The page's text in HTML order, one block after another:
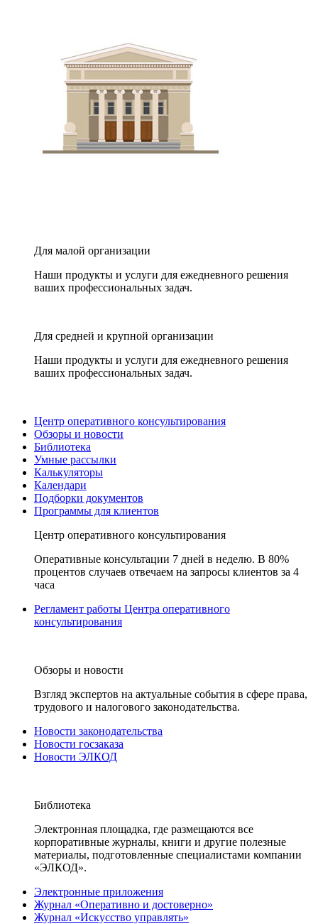
Для малой организации
Наши продукты и услуги для ежедневного решения
ваших профессиональных задач.
Для средней и крупной организации
Наши продукты и услуги для ежедневного решения
ваших профессиональных задач.
Центр оперативного консультирования
Обзоры и новости
Библиотека
Умные рассылки
Калькуляторы
Календари
Подборки документов
Программы для клиентов
Центр оперативного консультирования
Оперативные консультации 7 дней в неделю. В 80%
процентов случаев отвечаем на запросы клиентов за 4
часа
Регламент работы Центра оперативного
консультирования
Обзоры и новости
Взгляд экспертов на актуальные события в сфере права,
трудового и налогового законодательства.
Новости законодательства
Новости госзаказа
Новости ЭЛКОД
Библиотека
Электронная площадка, где размещаются все
корпоративные журналы, книги и другие полезные
материалы, подготовленные специалистами компании
«ЭЛКОД».
Электронные приложения
Журнал «Оперативно и достоверно»
Журнал «Искусство управлять»